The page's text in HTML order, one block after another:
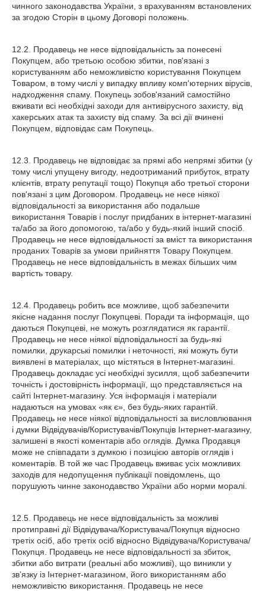
чинного законодавства України, з врахуванням встановлених
за згодою Сторін в цьому Договорі положень.
12.2. Продавець не несе відповідальність за понесені
Покупцем, або третьою особою збитки, пов'язані з
користуванням або неможливістю користування Покупцем
Товаром, в тому числі у випадку впливу комп'ютерних вірусів,
надходження спаму. Покупець зобов'язаний самостійно
вживати всі необхідні заходи для антивірусного захисту, від
хакерських атак та захисту від спаму. За всі дії вчинені
Покупцем, відповідає сам Покупець.
12.3. Продавець не вiдповiдає за прямi або непрямi збитки (у
тому числi упущену вигоду, недоотриманий прибуток, втрату
клiєнтiв, втрату репутацiї тощо) Покупця або третьої сторони
пов'язанi з цим Договором. Продавець не несе ніякої
відповідальності за використання або подальше
використання Товарів і послуг придбаних в інтернет-магазині
та/або за його допомогою, та/або у будь-який інший спосіб.
Продавець не несе відповідальності за вміст та використання
проданих Товарів за умови прийняття Товару Покупцем.
Продавець не несе відповідальність в межах більших чим
вартість товару.
12.4. Продавець робить все можливе, щоб забезпечити
якісне надання послуг Покупцеві. Поради та інформація, що
даються Покупцеві, не можуть розглядатися як гарантії.
Продавець не несе ніякої відповідальності за будь-які
помилки, друкарські помилки і неточності, які можуть бути
виявлені в матеріалах, що містяться в Інтернет-магазині.
Продавець докладає усі необхідні зусилля, щоб забезпечити
точність і достовірність інформації, що представляється на
сайті Інтернет-магазину. Уся інформація і матеріали
надаються на умовах «як є», без будь-яких гарантій.
Продавець не несе ніякої відповідальності за висловлювання
і думки Відвідувачів/Користувачів/Покупців Інтернет-магазину,
залишені в якості коментарів або оглядів. Думка Продавця
може не співпадати з думкою і позицією авторів оглядів і
коментарів. В той же час Продавець вживає усіх можливих
заходів для недопущення публікації повідомлень, що
порушують чинне законодавство України або норми моралі.
12.5. Продавець не несе відповідальність за можливі
протиправні дії Відвідувача/Користувача/Покупця відносно
третіх осіб, або третіх осіб відносно Відвідувача/Користувача/
Покупця. Продавець не несе відповідальності за збиток,
збитки або витрати (реальні або можливі), що виникли у
зв’язку із Інтернет-магазином, його використанням або
неможливістю використання. Продавець не несе